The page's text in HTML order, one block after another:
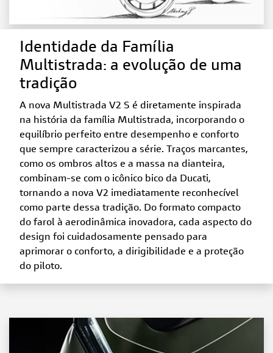
Identidade da Família
Multistrada: a evolução de uma
tradição
A nova Multistrada V2 S é diretamente inspirada
na história da família Multistrada, incorporando o
equilíbrio perfeito entre desempenho e conforto
que sempre caracterizou a série. Traços marcantes,
como os ombros altos e a massa na dianteira,
combinam-se com o icônico bico da Ducati,
tornando a nova V2 imediatamente reconhecível
como parte dessa tradição. Do formato compacto
do farol à aerodinâmica inovadora, cada aspecto do
design foi cuidadosamente pensado para
aprimorar o conforto, a dirigibilidade e a proteção
do piloto.